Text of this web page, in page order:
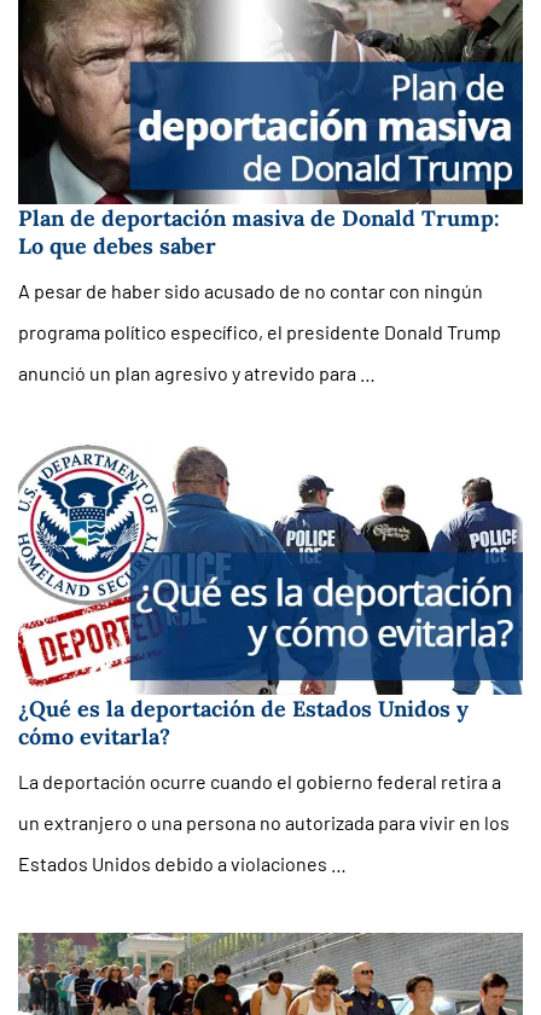
Plan de deportación masiva de Donald Trump:
Lo que debes saber
A pesar de haber sido acusado de no contar con ningún
programa político específico, el presidente Donald Trump
anunció un plan agresivo y atrevido para …
¿Qué es la deportación de Estados Unidos y
cómo evitarla?
La deportación ocurre cuando el gobierno federal retira a
un extranjero o una persona no autorizada para vivir en los
Estados Unidos debido a violaciones …